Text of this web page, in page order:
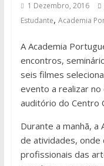
1 Dezembro, 2016
Estudante, Academia
A Academia
encontros,
seis filmes
evento a realizar
auditório do Centro
Durante a manhã, a
de atividades,
profissionais das